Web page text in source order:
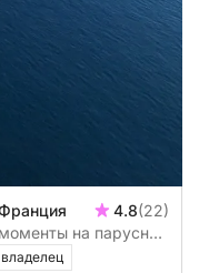
4.8(22)
на парусной